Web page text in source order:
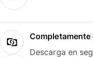
Descarga en